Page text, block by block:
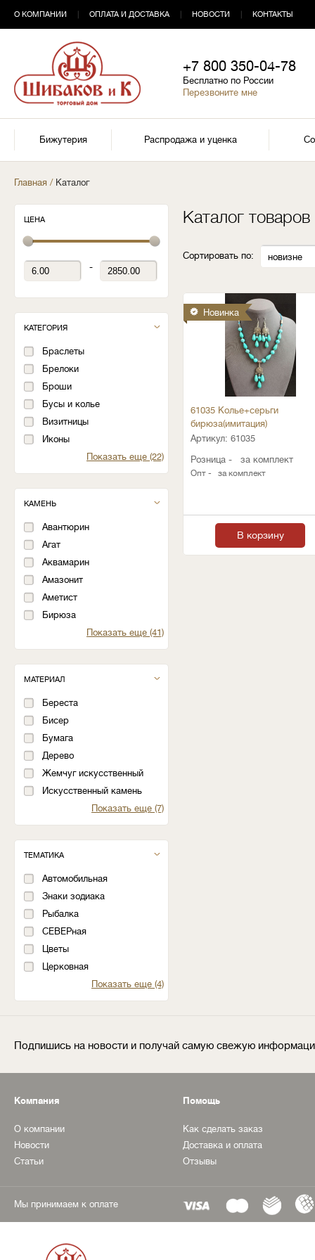
О КОМПАНИИ ОПЛАТА И ДОСТАВКА НОВОСТИ КОНТАКТЫ
+7 800 350-04-78
Бесплатно по России
Перезвоните мне
Бижутерия Распродажа и уценка
Главная / Каталог
ЦЕНА
-
КАТЕГОРИЯ
Браслеты
Брелоки
Броши
Бусы и колье
Визитницы
Иконы
Показать еще (22)
КАМЕНЬ
Авантюрин
Агат
Аквамарин
Амазонит
Аметист
Бирюза
Показать еще (41)
МАТЕРИАЛ
Береста
Бисер
Бумага
Дерево
Жемчуг искусственный
Искусственный камень
Показать еще (7)
ТЕМАТИКА
Автомобильная
Знаки зодиака
Рыбалка
СЕВЕРная
Цветы
Церковная
Показать еще (4)
Каталог товаров
Сортировать по: новизне
Новинка
61035 Колье+серьги
бирюза(имитация)
Артикул: 61035
Розница -
за комплект
Опт - за комплект
В корзину
Подпишись на новости и получай самую свежую
Компания
О компании
Новости
Статьи
Помощь
Как сделать заказ
Доставка и оплата
Отзывы
Мы принимаем к оплате